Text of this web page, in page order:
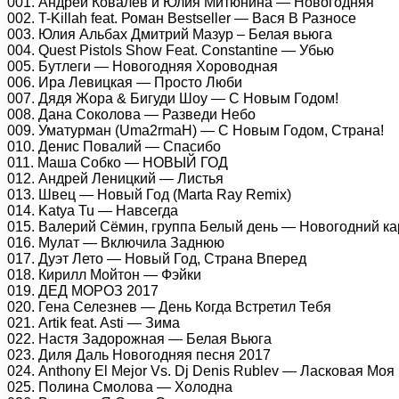
002. T-Killah feat. Роман Bestseller — Вася В Разносе
003. Юлия Альбах Дмитрий Мазур – Белая вьюга
004. Quest Pistols Show Feat. Constantine — Убью
005. Бутлеги — Новогодняя Хороводная
006. Ира Левицкая — Просто Люби
007. Дядя Жора & Бигуди Шоу — С Новым Годом!
008. Дана Соколова — Разведи Небо
009. Уматурман (Uma2rmaH) — С Новым Годом, Страна!
010. Денис Повалий — Спасибо
011. Маша Собко — НОВЫЙ ГОД
012. Андрей Леницкий — Листья
013. Швец — Новый Год (Marta Ray Remix)
014. Katya Tu — Навсегда
015. Валерий Сёмин, группа Белый день — Новогодний
016. Мулат — Включила Заднюю
017. Дуэт Лето — Новый Год, Страна Вперед
018. Кирилл Мойтон — Фэйки
019. ДЕД МОРОЗ 2017
020. Гена Селезнев — День Когда Встретил Тебя
021. Artik feat. Asti — Зима
022. Настя Задорожная — Белая Вьюга
023. Диля Даль Новогодняя песня 2017
024. Anthony El Mejor Vs. Dj Denis Rublev — Ласковая Моя
025. Полина Смолова — Холодна